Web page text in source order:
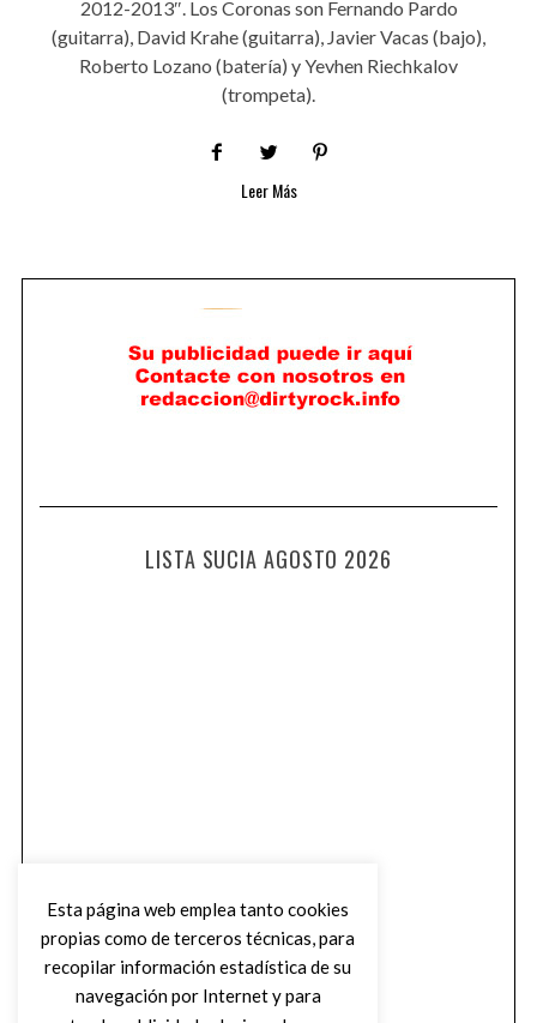
2012-2013″. Los Coronas son Fernando Pardo
(guitarra), David Krahe (guitarra), Javier Vacas (bajo),
Roberto Lozano (batería) y Yevhen Riechkalov
(trompeta).
Leer Más
LISTA SUCIA AGOSTO 2026
Esta página web emplea tanto cookies
propias como de terceros técnicas, para
recopilar información estadística de su
navegación por Internet y para